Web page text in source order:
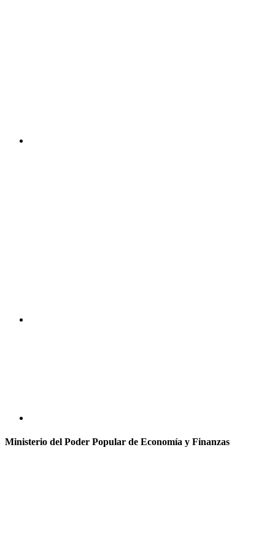
Ministerio del Poder Popular de Economía y Finanzas